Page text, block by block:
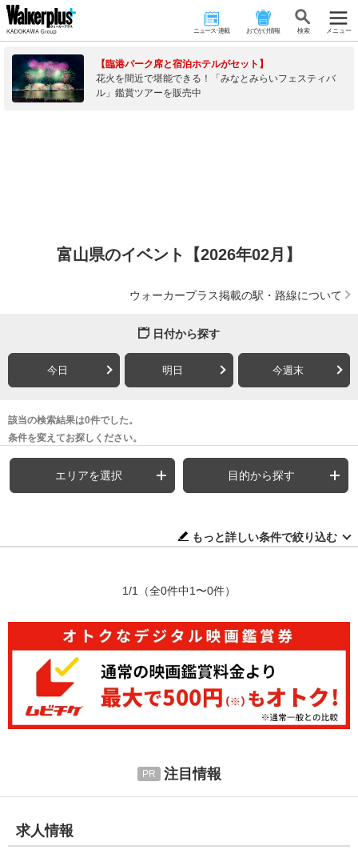
ニュース･連載 おでかけ情報 検 索 メニュー
【臨港パーク席と宿泊ホテルがセット】
花火を間近で堪能できる！「みなとみらいフェスティバ
ル」鑑賞ツアーを販売中
富山県のイベント【2026年02月】
ウォーカープラス掲載の駅・路線について
日付から探す
今日 明日 今週末
該当の検索結果は0件でした。
条件を変えてお探しください。
エリアを選択 目的から探す
もっと詳しい条件で絞り込む
1/1 （全0件中1〜0件）
注目情報
求人情報